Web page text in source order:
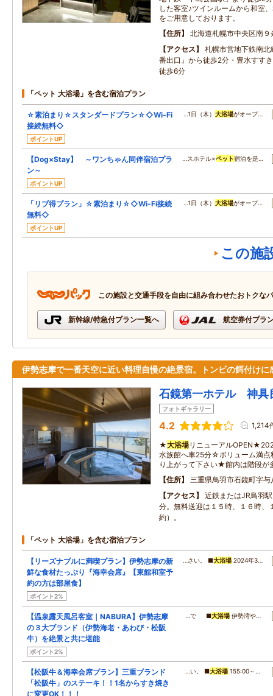
した客室♪ツインルームから和室
をご用意しております。
住所
北海道札幌市中央区南
アクセス
札幌市営地下鉄南
番出口』から徒歩2分・豊水すす
徒歩6分
「ペット 大浴場」を含む宿泊プラン
☆素泊まり☆スタンダードプラン☆◇Wi-Fi
接続無料◇
ポイントUP
…1日（木） 大浴場がオープ…
【Dog×Stay】 ～ワンちゃん同伴宿泊プラ
ン～
ポイントUP
…スホテル×ペット宿泊を是…
「リブ得プラン」☆素泊まり☆◇Wi-Fi接続
無料◇
ポイントUP
…1日（木） 大浴場がオープ…
この施
この施設と交通手段を自由に組み合わせたおトクな
新幹線/特急付プラン一覧へ 航空券付プラ
伊勢志摩で一番天空に近い料理自慢の絶景宿。トンビの餌付けに
石鏡第一ホテル 神具
フォトギャラリー
4.2 1,214
★大浴場リニューアル
水族館へ車25分☆ボリューム満
り上がって下さい★館内は階段
住所
三重県鳥羽市石鏡町字
アクセス
近鉄またはJR鳥羽
分。無料送迎は１５時、１６時、
約）。
「ペット 大浴場」を含む宿泊プラン
【リーズナブルに満喫プラン】伊勢志摩の新
鮮な食材たっぷり『海幸会席』【東館和室予
約の方は部屋食】
ポイント2%
…さい。 ■大浴場 2024年3…
【温泉露天風呂客室｜NABURA】伊勢志摩
の３大ブランド（伊勢海老・あわび・松阪
牛）を絶景と共に堪能
ポイント2%
…で ■大浴場 伊勢湾や…
【松阪牛＆海幸会席プラン】三重ブランド
「松阪牛」のステーキ！！1名からすき焼き
に変更OK！！！
…い。 ■大浴場 155:00～…